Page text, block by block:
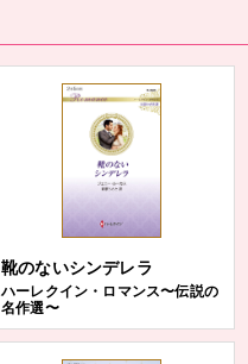
靴のないシンデレラ
ハーレクイン・ロマンス〜伝説の
名作選〜